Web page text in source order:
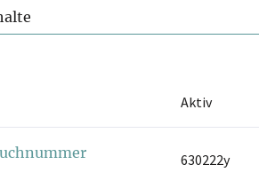
Aktiv
630222y